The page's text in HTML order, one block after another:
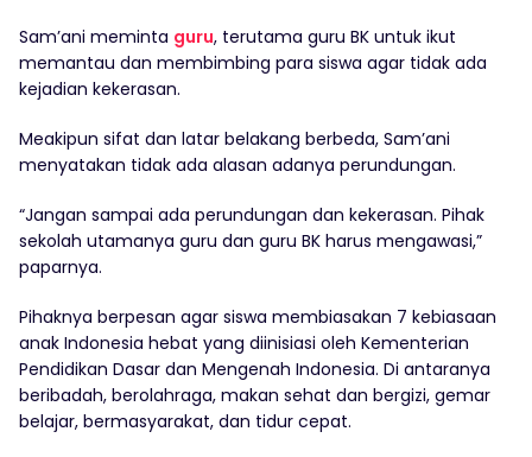
Sam’ani meminta guru, terutama guru BK untuk ikut
memantau dan membimbing para siswa agar tidak ada
kejadian kekerasan.
Meakipun sifat dan latar belakang berbeda, Sam’ani
menyatakan tidak ada alasan adanya perundungan.
“Jangan sampai ada perundungan dan kekerasan. Pihak
sekolah utamanya guru dan guru BK harus mengawasi,”
paparnya.
Pihaknya berpesan agar siswa membiasakan 7 kebiasaan
anak Indonesia hebat yang diinisiasi oleh Kementerian
Pendidikan Dasar dan Mengenah Indonesia. Di antaranya
beribadah, berolahraga, makan sehat dan bergizi, gemar
belajar, bermasyarakat, dan tidur cepat.